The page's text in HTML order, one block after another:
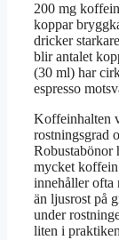
200 mg
koppar
dricker
blir antalet
(30 ml) har
espresso
Koffeinhalten
rostningsgrad
Robustabönor
mycket
innehåller ofta
än ljusrost på
under
liten i